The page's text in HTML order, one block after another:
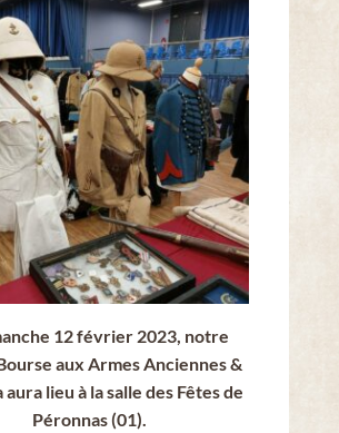
12 février 2023, notre
aux Armes Anciennes &
aura lieu à la salle des Fêtes de
Péronnas (01).